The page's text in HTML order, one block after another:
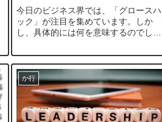
今日のビジネス界では、「グロースハ
ック」が注目を集めています。しか
し、具体的には何を意味するのでしょ
果的な成果を上げることができるので
しょうか？本記事では、グロースハッ
クとは何か、その意味と使い方につい
て詳...
か行